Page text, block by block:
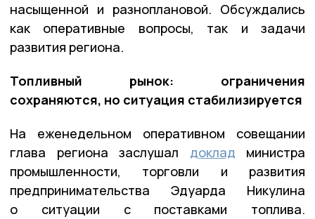
насыщенной и разноплановой. Обсуждались
как оперативные вопросы, так и задачи
развития региона.
Топливный рынок: ограничения
сохраняются, но ситуация стабилизируется
На еженедельном оперативном совещании
глава региона заслушал доклад министра
промышленности, торговли и развития
предпринимательства Эдуарда Никулина
о ситуации с поставками топлива.